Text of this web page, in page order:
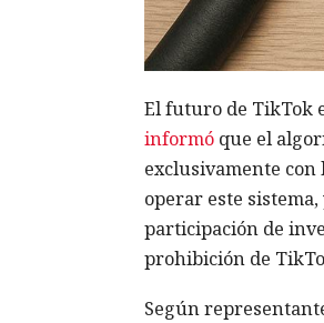
El futuro de TikTok
informóque el
exclusivamente con
operar este
participación de
prohibición de
Según